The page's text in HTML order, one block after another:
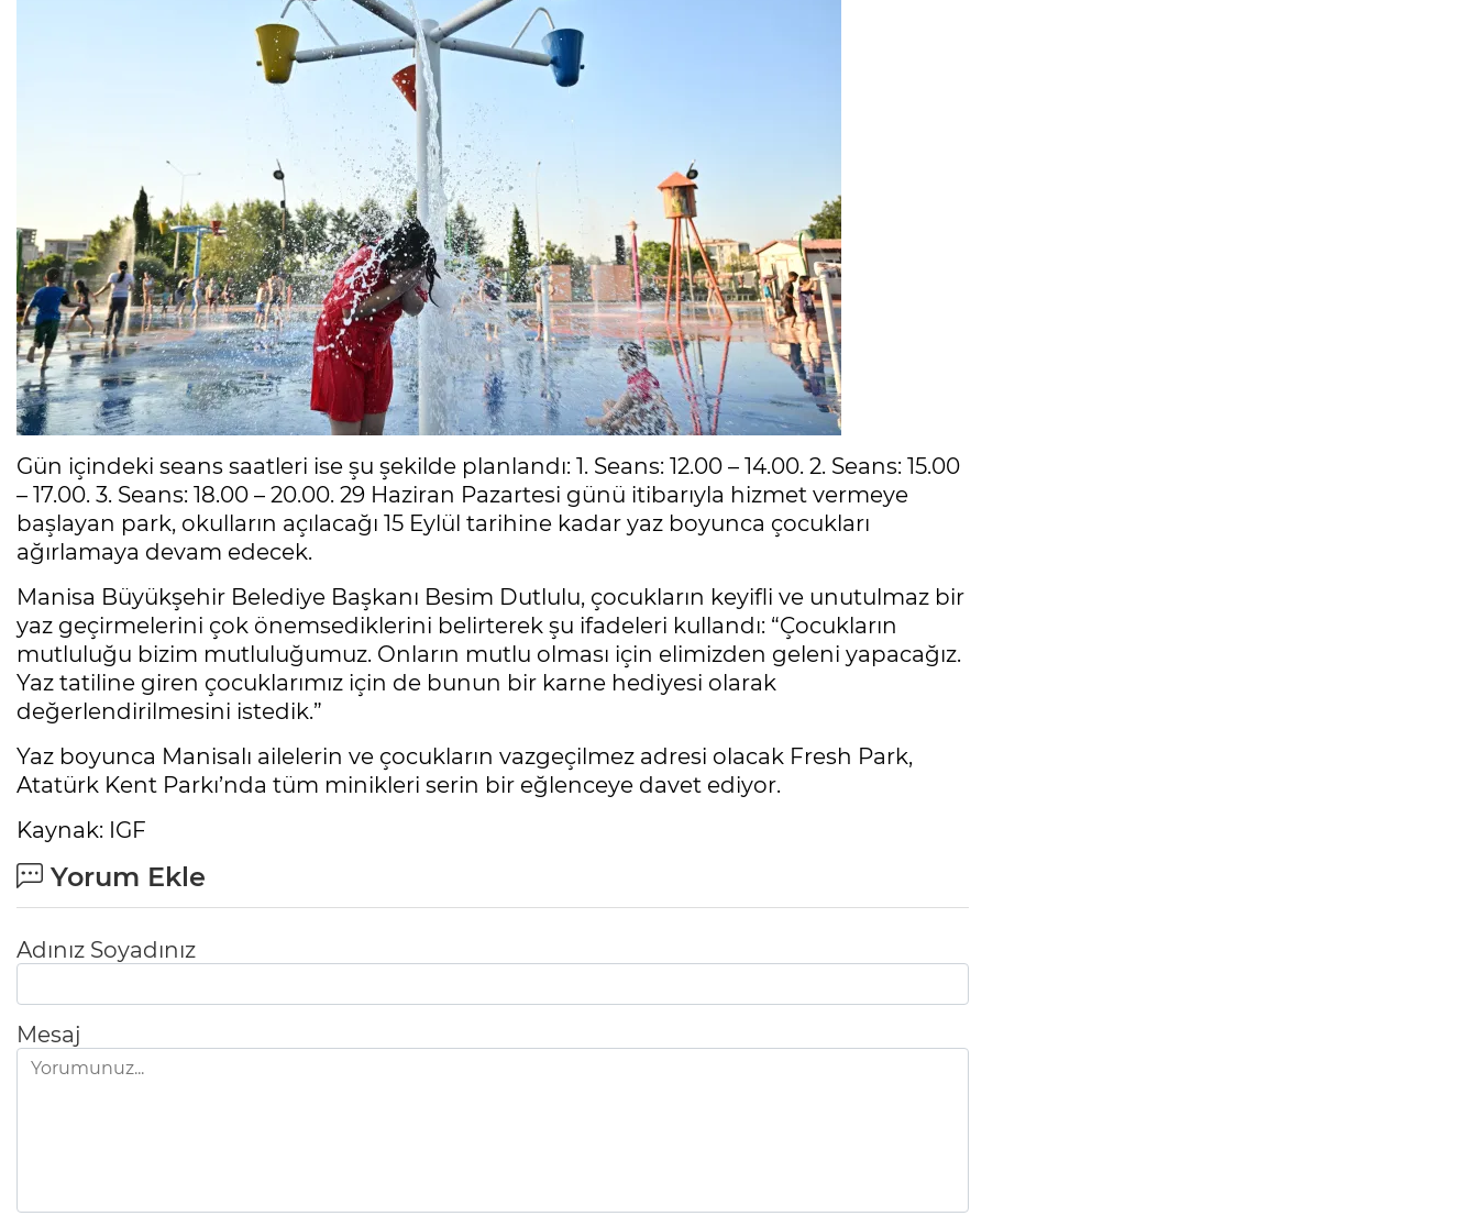
Gün içindeki seans saatleri ise şu şekilde planlandı: 1. Seans: 12.00 – 14.00. 2. Seans: 15.00
– 17.00. 3. Seans: 18.00 – 20.00. 29 Haziran Pazartesi günü itibarıyla hizmet vermeye
başlayan park, okulların açılacağı 15 Eylül tarihine kadar yaz boyunca çocukları
ağırlamaya devam edecek.
Manisa Büyükşehir Belediye Başkanı Besim Dutlulu, çocukların keyifli ve unutulmaz bir
yaz geçirmelerini çok önemsediklerini belirterek şu ifadeleri kullandı: “Çocukların
mutluluğu bizim mutluluğumuz. Onların mutlu olması için elimizden geleni yapacağız.
Yaz tatiline giren çocuklarımız için de bunun bir karne hediyesi olarak
değerlendirilmesini istedik.”
Yaz boyunca Manisalı ailelerin ve çocukların vazgeçilmez adresi olacak Fresh Park,
Atatürk Kent Parkı’nda tüm minikleri serin bir eğlenceye davet ediyor.
Kaynak: IGF
Yorum Ekle
Adınız Soyadınız
Mesaj